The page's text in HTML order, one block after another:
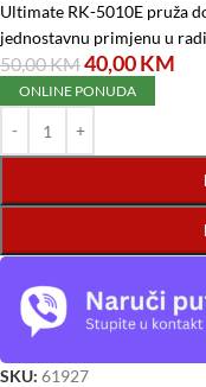
Ultimate RK-5010E pruža
jednostavnu primjenu u
50,00KM40,00KM
ONLINE PONUDA
SKU: 61927